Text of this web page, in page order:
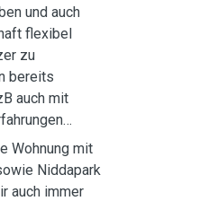
und auch
flexibel
zu
bereits
auch mit
Wohnung mit
Niddapark
auch immer